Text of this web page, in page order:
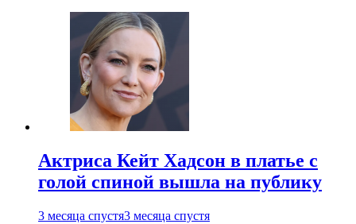
Актриса Кейт Хадсон в платье с
голой спиной вышла на публику
3 месяца спустя3 месяца спустя